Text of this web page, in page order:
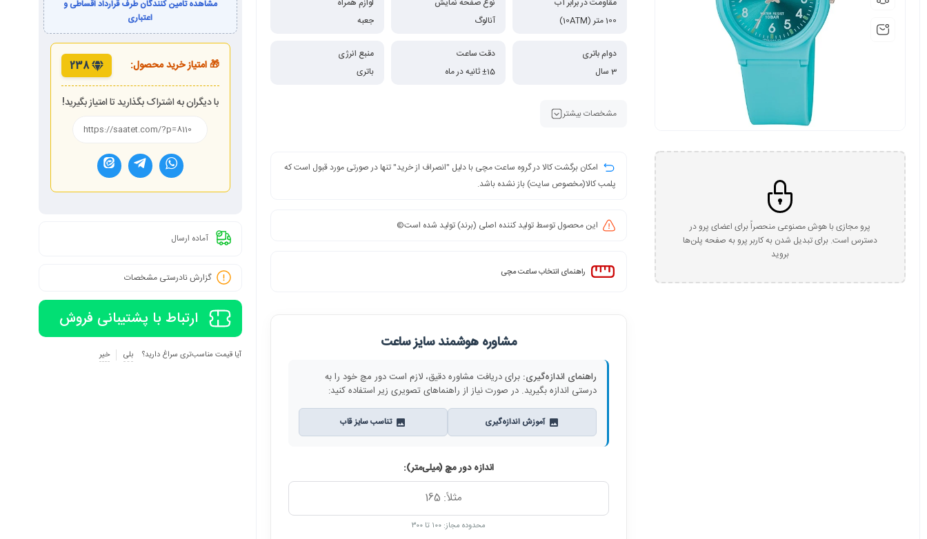
پرو مجازی با هوش مصنوعی منحصراً برای اعضای پرو در
دسترس است. برای تبدیل شدن به کاربر پرو به صفحه پلن‌ها
بروید
مقاومت در برابر آب
100 متر (10ATM)
نوع صفحه نمایش
آنالوگ
لوازم همراه
جعبه
دوام باتری
3 سال
دقت ساعت
±15 ثانیه در ماه
منبع انرژی
باتری
مشخصات بیشتر
امکان برگشت کالا در گروه ساعت مچی با دلیل "انصراف از خرید" تنها در صورتی مورد قبول است که
پلمب کالا(مخصوص سایت) باز نشده باشد.
این محصول توسط تولید کننده اصلی (برند) تولید شده است©️
راهنمای انتخاب ساعت مچی
مشاوره هوشمند سایز ساعت
راهنمای اندازه‌گیری: برای دریافت مشاوره دقیق، لازم است دور مچ خود را به
درستی اندازه بگیرید. در صورت نیاز از راهنماهای تصویری زیر استفاده کنید:
آموزش اندازه‌گیری تناسب سایز قاب
اندازه دور مچ (میلی‌متر):
محدوده مجاز: ۱۰۰ تا ۳۰۰
مشاهده تامین کنندگان طرف قرارداد اقساطی و
اعتباری
🎁 امتیاز خرید محصول: 238
با دیگران به اشتراک بگذارید تا امتیاز بگیرید!
آماده ارسال
گزارش نادرستی مشخصات
ارتباط با پشتیبانی فروش
آیا قیمت مناسب‌تری سراغ دارید؟ بلی خیر